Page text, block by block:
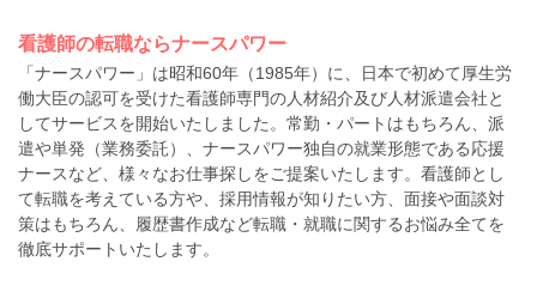
看護師の転職ならナースパワー
「ナースパワー」は昭和60年（1985年）に、日本で初めて厚生労
働大臣の認可を受けた看護師専門の人材紹介及び人材派遣会社と
してサービスを開始いたしました。常勤・パートはもちろん、派
遣や単発（業務委託）、ナースパワー独自の就業形態である応援
ナースなど、様々なお仕事探しをご提案いたします。看護師とし
て転職を考えている方や、採用情報が知りたい方、面接や面談対
策はもちろん、履歴書作成など転職・就職に関するお悩み全てを
徹底サポートいたします。